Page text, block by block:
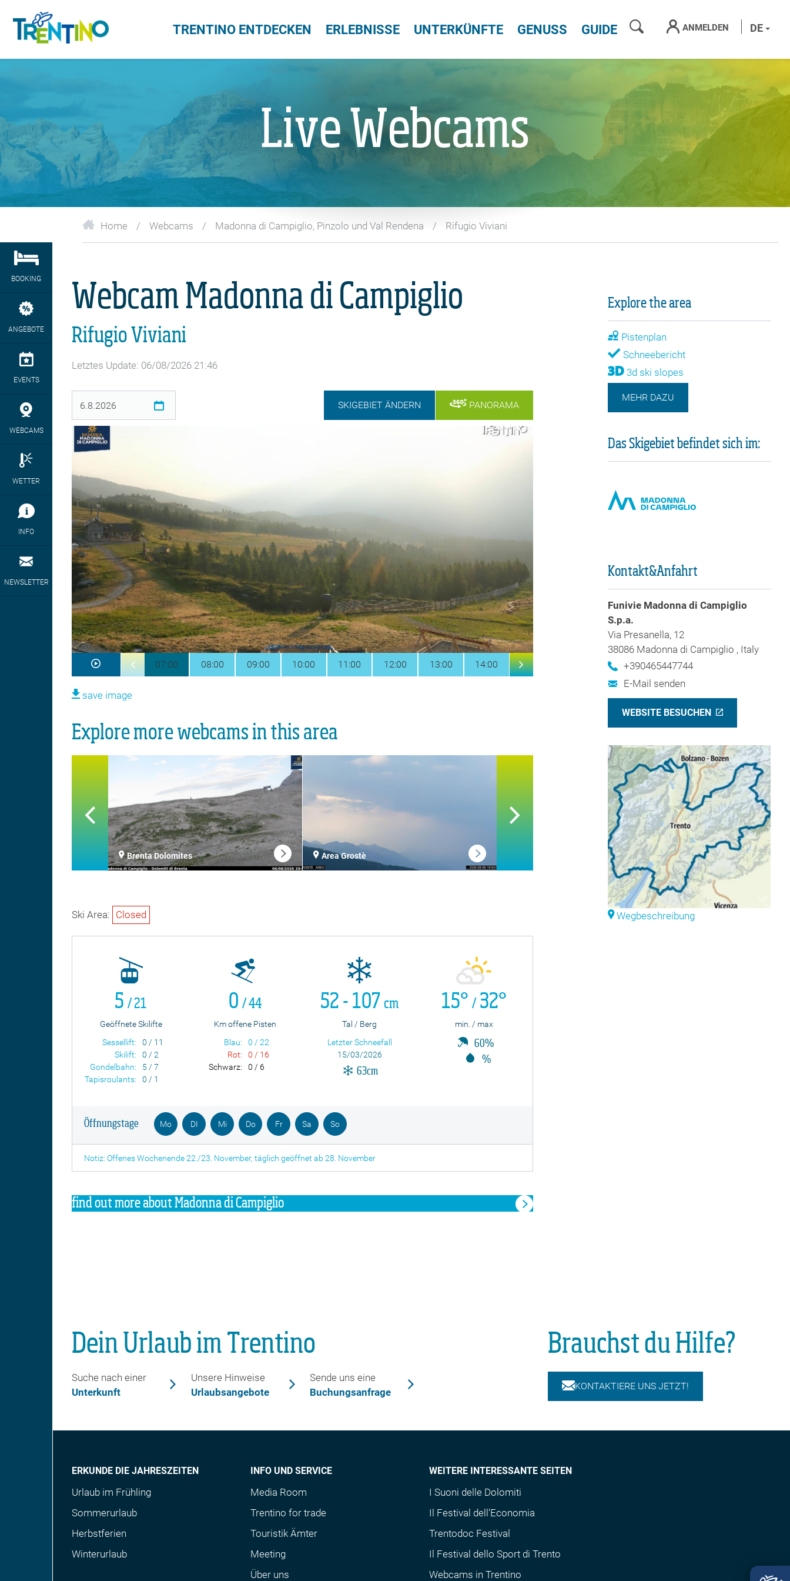
TRENTINO ENTDECKEN ERLEBNISSE UNTERKÜNFTE GENUSS GUIDE
SUCHEN ANMELDEN DE
Live Webcams
Home Webcams Madonna di Campiglio, Pinzolo und Val Rendena Rifugio Viviani
BOOKING
ANGEBOTE
EVENTS
WEBCAMS
WETTER
INFO
NEWSLETTER
Webcam Madonna di Campiglio
Rifugio Viviani
Letztes Update: 06/08/2026 21:46
SKIGEBIET ÄNDERN PANORAMA
07:00 08:00 09:00 10:00 11:00 12:00 13:00 14:00 15:00 17:00 18:00
save image
Explore more webcams in this area
Brenta Dolomites Area Grostè From Grostè
Ski Area: Closed
5/ 21
Geöffnete Skilifte
Sessellift:
0 / 11
Skilift:
0 / 2
Gondelbahn:
5 / 7
Tapisroulants:
0 / 1
0/ 44
Km offene Pisten
Blau:
0 / 22
Rot:
0 / 16
Schwarz:
0 / 6
52 - 107cm
Tal / Berg
Letzter Schneefall
15/03/2026
63cm
15° /32°
min. / max
60%
%
Öffnungstage Mo DI Mi Do Fr Sa So
Notiz: Offenes Wochenende 22./23. November, täglich geöffnet ab 28. November
find out more about Madonna di Campiglio
Explore the area
Pistenplan
Schneebericht
3d ski slopes
MEHR DAZU
Das Skigebiet befindet sich im:
Kontakt&Anfahrt
Funivie Madonna di Campiglio
S.p.a.
Via Presanella, 12
38086 Madonna di Campiglio , Italy
+390465447744
E-Mail senden
WEBSITE BESUCHEN
Wegbeschreibung
Dein Urlaub im Trentino
Suche nach einer
Unterkunft
Unsere Hinweise
Urlaubsangebote
Sende uns eine
Buchungsanfrage
Brauchst du Hilfe?
KONTAKTIERE UNS JETZT!
ERKUNDE DIE JAHRESZEITEN
Urlaub im Frühling
Sommerurlaub
Herbstferien
Winterurlaub
INFO UND SERVICE
Media Room
Trentino for trade
Touristik Ämter
Meeting
Über uns
WEITERE INTERESSANTE SEITEN
I Suoni delle Dolomiti
Il Festival dell'Economia
Trentodoc Festival
Il Festival dello Sport di Trento
Webcams in Trentino